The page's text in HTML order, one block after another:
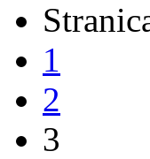
1
2
3